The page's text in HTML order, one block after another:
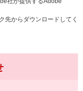
先からダウンロードしてく